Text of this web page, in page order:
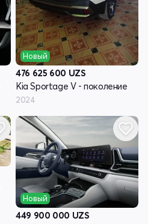
Новый
476 625 600 UZS
Kia Sportage V - поколение
2024
Новый
449 900 000 UZS